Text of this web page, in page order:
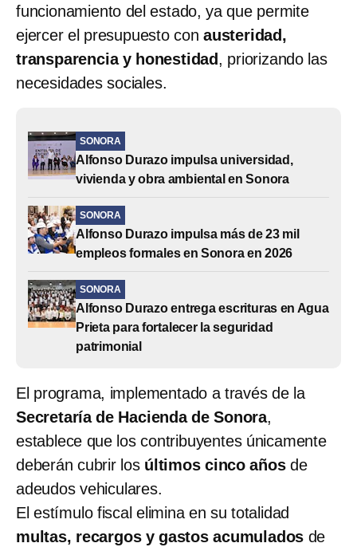
funcionamiento del estado, ya que permite
ejercer el presupuesto conausteridad,
transparencia y honestidad , priorizando las
necesidades sociales.
SONORA
Alfonso Durazo impulsa universidad,
vivienda y obra ambiental en Sonora
SONORA
Alfonso Durazo impulsa más de 23 mil
empleos formales en Sonora en 2026
SONORA
Alfonso Durazo entrega escrituras en Agua
Prieta para fortalecer la seguridad
patrimonial
El programa, implementado a través de la
Secretaría de Hacienda de Sonora,
establece que los contribuyentes únicamente
deberán cubrir los últimos cinco añosde
adeudos vehiculares.
El estímulo fiscal elimina en su totalidad
multas, recargos y gastos acumulados de